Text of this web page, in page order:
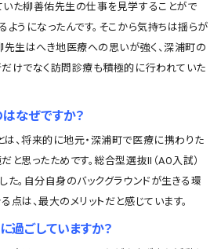
た柳善佑先生の仕事を見学することがで
ようになったんです。そこから気持ちは揺らが
先生はへき地医療への思いが強く、深浦町の
けでなく訪問診療も積極的に行われていた
なぜですか？
、将来的に地元・深浦町で医療に携わりた
と思ったためです。総合型選抜Ⅱ（AO入試）
た。自分自身のバックグラウンドが生きる環
点は、最大のメリットだと感じています。
過ごしていますか？